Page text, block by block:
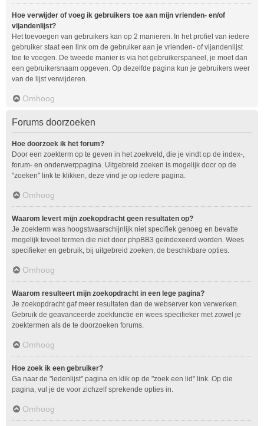
Hoe verwijder of voeg ik gebruikers toe aan mijn vrienden- en/of
vijandenlijst?
Het toevoegen van gebruikers kan op 2 manieren. In het profiel van iedere
gebruiker staat een link om de gebruiker aan je vrienden- of vijandenlijst
toe te voegen. De tweede manier is via het gebruikerspaneel, je moet dan
een gebruikersnaam opgeven. Op dezelfde pagina kun je gebruikers weer
van de lijst verwijderen.
Omhoog
Forums doorzoeken
Hoe doorzoek ik het forum?
Door een zoekterm op te geven in het zoekveld, die je vindt op de index-,
forum- en onderwerppagina. Uitgebreid zoeken is mogelijk door op de
"zoeken" link te klikken, deze vind je op iedere pagina.
Omhoog
Waarom levert mijn zoekopdracht geen resultaten op?
Je zoekterm was hoogstwaarschijnlijk niet specifiek genoeg en bevatte
mogelijk teveel termen die niet door phpBB3 geïndexeerd worden. Wees
specifieker en gebruik, bij uitgebreid zoeken, de beschikbare opties.
Omhoog
Waarom resulteert mijn zoekopdracht in een lege pagina?
Je zoekopdracht gaf meer resultaten dan de webserver kon verwerken.
Gebruik de geavanceerde zoekfunctie en wees specifieker met zowel je
zoektermen als de te doorzoeken forums.
Omhoog
Hoe zoek ik een gebruiker?
Ga naar de "ledenlijst" pagina en klik op de "zoek een lid" link. Op die
pagina, vul je de voor zichzelf sprekende opties in.
Omhoog